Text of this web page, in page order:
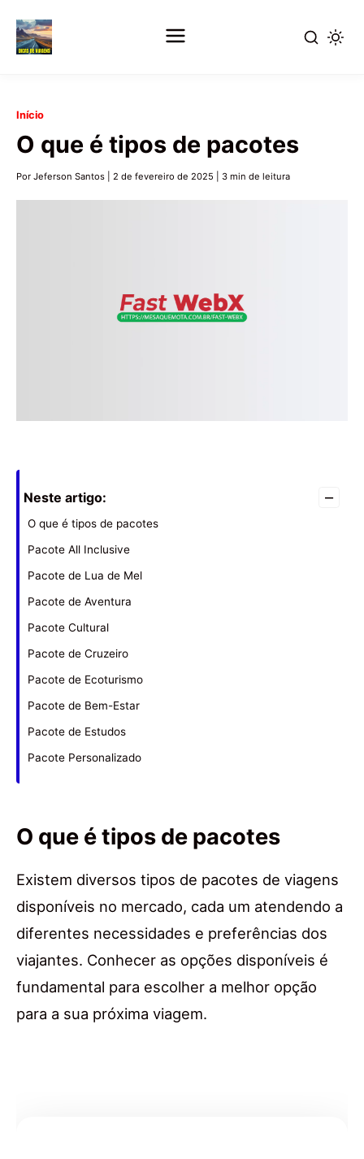
Pular
para
conteúdo
principal
Início
O que é tipos de pacotes
Por Jeferson Santos 2 de fevereiro de 2025 3 min de leitura
Neste artigo: –
O que é tipos de pacotes
Pacote All Inclusive
Pacote de Lua de Mel
Pacote de Aventura
Pacote Cultural
Pacote de Cruzeiro
Pacote de Ecoturismo
Pacote de Bem-Estar
Pacote de Estudos
Pacote Personalizado
O que é tipos de pacotes
Existem diversos tipos de pacotes de viagens
disponíveis no mercado, cada um atendendo a
diferentes necessidades e preferências dos
viajantes. Conhecer as opções disponíveis é
fundamental para escolher a melhor opção
para a sua próxima viagem.